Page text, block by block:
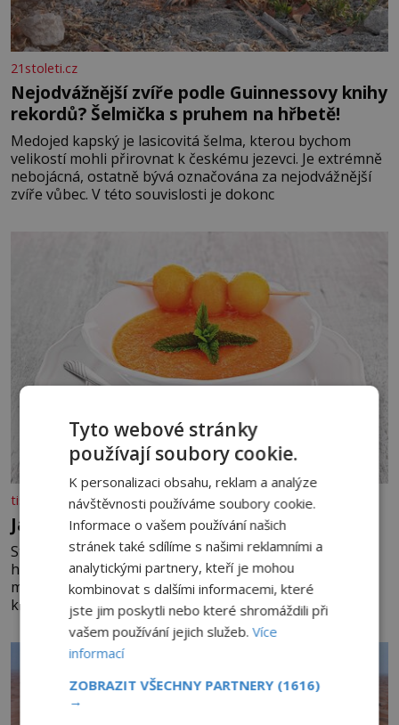
21stoleti.cz
Nejodvážnější zvíře podle Guinnessovy knihy
rekordů? Šelmička s pruhem na hřbetě!
Medojed kapský je lasicovitá šelma, kterou bychom
velikostí mohli přirovnat k českému jezevci. Je extrémně
nebojácná, ostatně bývá označována za nejodvážnější
zvíře vůbec. V této souvislosti je dokonc
tisicereceptu.cz
Jahodovo-melounová polévka
Studené ovocné polévky jsou ideálním osvěžením pro
horké dny. Potřebujete 200 g jahod 600 g žlutého
melounu 100 ml sladkého dezertního vína 50 g cukru
krystal 1 lžíci medu 200 g zakysané sm
Tyto webové stránky
používají soubory cookie.
K personalizaci obsahu, reklam a analýze
návštěvnosti používáme soubory cookie.
Informace o vašem používání našich
stránek také sdílíme s našimi reklamními a
analytickými partnery, kteří je mohou
kombinovat s dalšími informacemi, které
jste jim poskytli nebo které shromáždili při
vašem používání jejich služeb.Více
informací
ZOBRAZIT VŠECHNY PARTNERY (1616)
→